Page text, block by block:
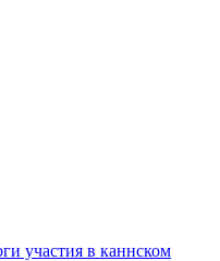
участия в каннском